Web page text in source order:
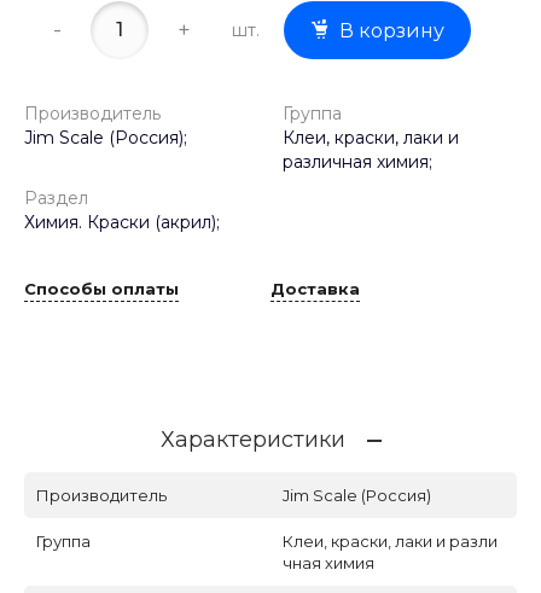
- + шт. В корзину
Производитель
Jim Scale (Россия);
Группа
Клеи, краски, лаки и
различная химия;
Раздел
Химия. Краски (акрил);
Способы оплаты Доставка
Характеристики
Производитель Jim Scale (Россия)
Группа
Клеи, краски, лаки и разли
чная химия